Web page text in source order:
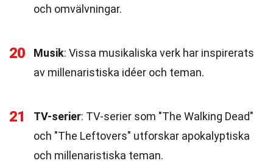
och omvälvningar.
20 Musik: Vissa musikaliska verk har inspirerats
av millenaristiska idéer och teman.
21 TV-serier: TV-serier som "The Walking Dead"
och "The Leftovers" utforskar apokalyptiska
och millenaristiska teman.